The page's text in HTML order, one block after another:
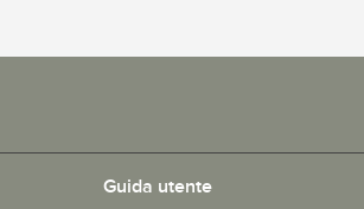
Guida utente